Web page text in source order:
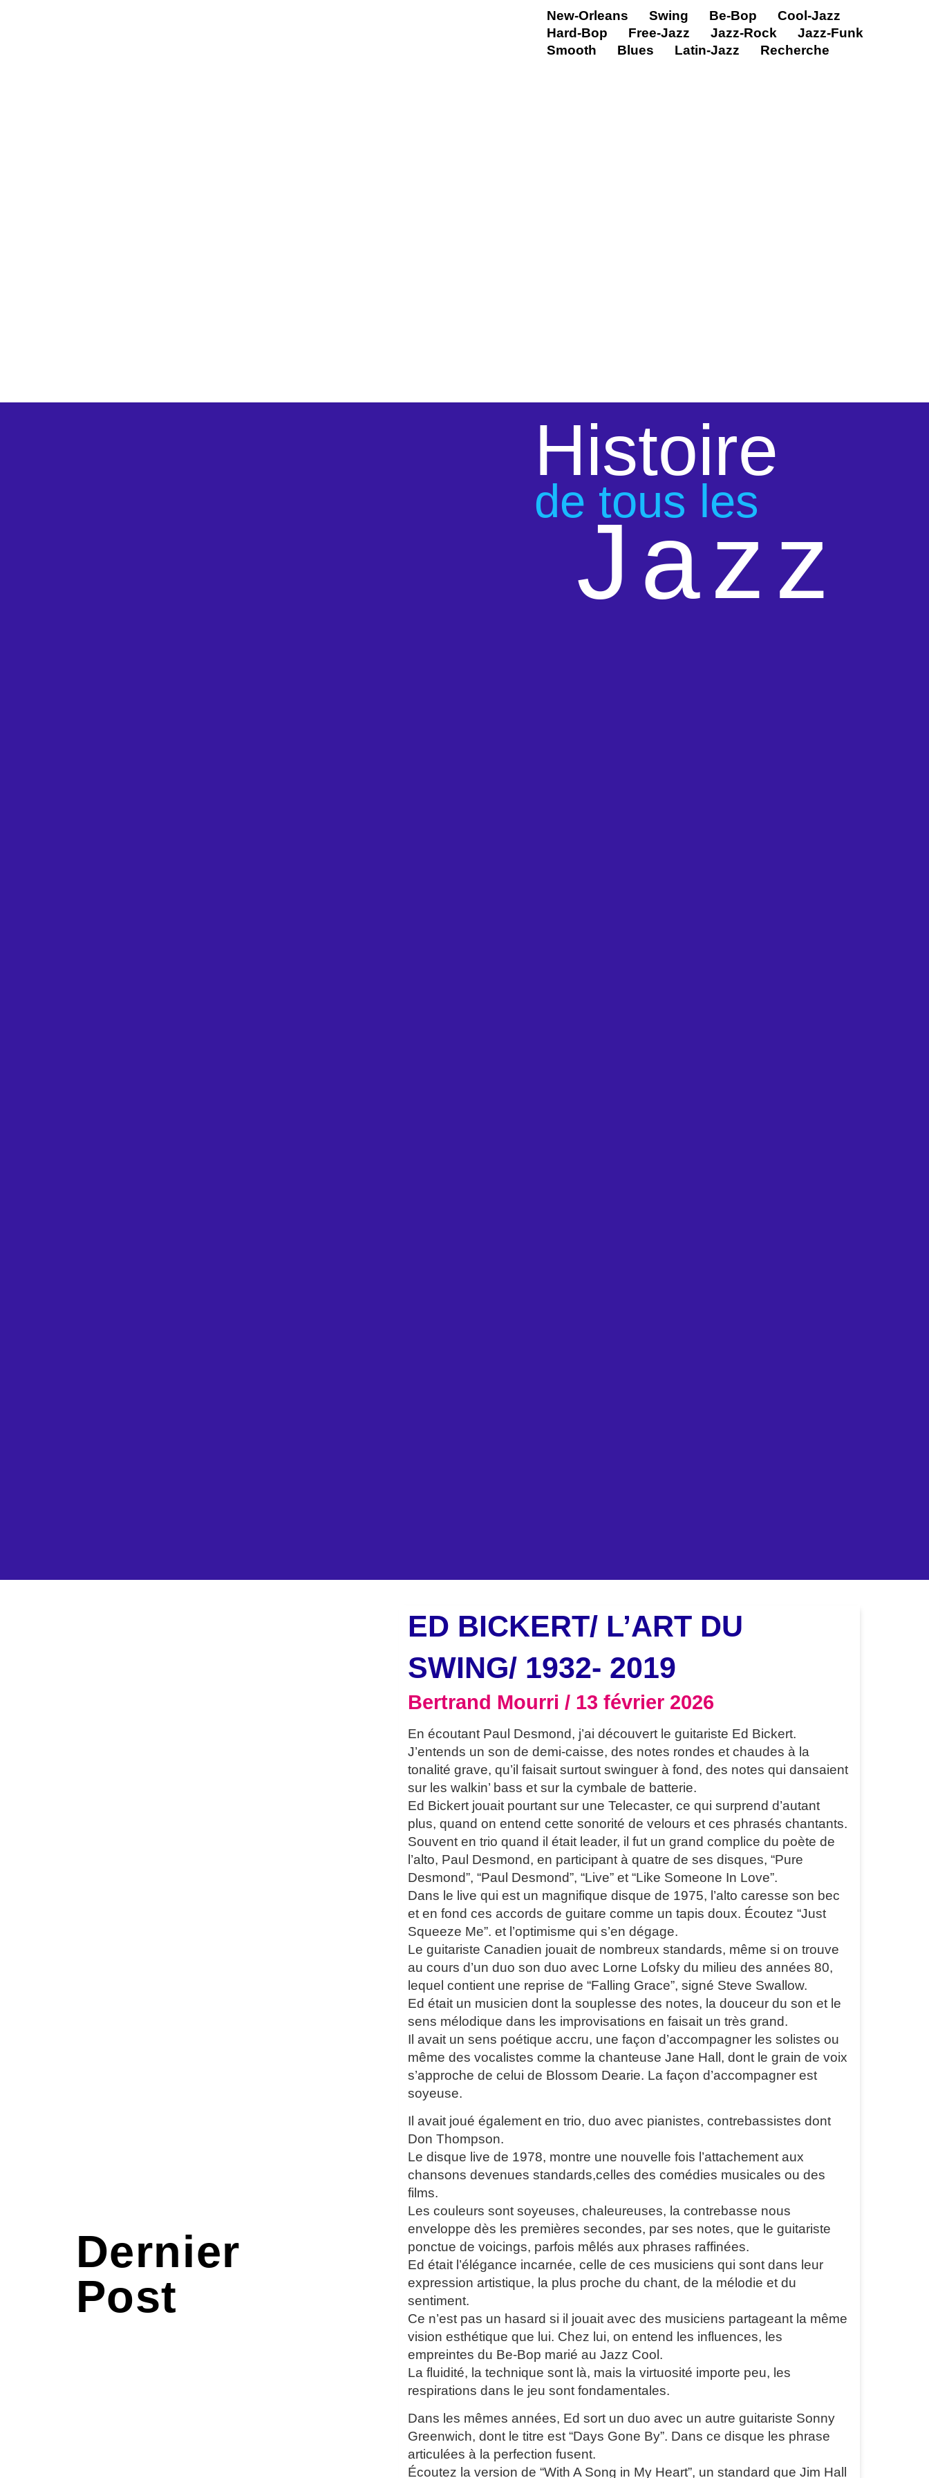
New-Orleans Swing Be-Bop
Cool-Jazz
Hard-Bop
Free-Jazz Jazz-Rock
Jazz-Funk
Smooth
Blues Latin-Jazz Recherche
Histoire
de tous les
Jazz
Dernier
Post
ED BICKERT/ L’ART DU
SWING/ 1932- 2019
Bertrand Mourri 13 février 2026
En écoutant Paul Desmond, j’ai découvert le guitariste Ed Bickert.
J’entends un son de demi-caisse, des notes rondes et chaudes à la
tonalité grave, qu’il faisait surtout swinguer à fond, des notes qui dansaient
sur les walkin’ bass et sur la cymbale de batterie.
Ed Bickert jouait pourtant sur une Telecaster, ce qui surprend d’autant
plus, quand on entend cette sonorité de velours et ces phrasés chantants.
Souvent en trio quand il était leader, il fut un grand complice du poète de
l’alto, Paul Desmond, en participant à quatre de ses disques, “Pure
Desmond”, “Paul Desmond”, “Live” et “Like Someone In Love”.
Dans le live qui est un magnifique disque de 1975, l’alto caresse son bec
et en fond ces accords de guitare comme un tapis doux. Écoutez “Just
Squeeze Me”. et l’optimisme qui s’en dégage.
Le guitariste Canadien jouait de nombreux standards, même si on trouve
au cours d’un duo son duo avec Lorne Lofsky du milieu des années 80,
lequel contient une reprise de “Falling Grace”, signé Steve Swallow.
Ed était un musicien dont la souplesse des notes, la douceur du son et le
sens mélodique dans les improvisations en faisait un très grand.
Il avait un sens poétique accru, une façon d’accompagner les solistes ou
même des vocalistes comme la chanteuse Jane Hall, dont le grain de voix
s’approche de celui de Blossom Dearie. La façon d’accompagner est
soyeuse.
Il avait joué également en trio, duo avec pianistes, contrebassistes dont
Don Thompson.
Le disque live de 1978, montre une nouvelle fois l’attachement aux
chansons devenues standards,celles des comédies musicales ou des
films.
Les couleurs sont soyeuses, chaleureuses, la contrebasse nous
enveloppe dès les premières secondes, par ses notes, que le guitariste
ponctue de voicings, parfois mêlés aux phrases raffinées.
Ed était l’élégance incarnée, celle de ces musiciens qui sont dans leur
expression artistique, la plus proche du chant, de la mélodie et du
sentiment.
Ce n’est pas un hasard si il jouait avec des musiciens partageant la même
vision esthétique que lui. Chez lui, on entend les influences, les
empreintes du Be-Bop marié au Jazz Cool.
La fluidité, la technique sont là, mais la virtuosité importe peu, les
respirations dans le jeu sont fondamentales.
Dans les mêmes années, Ed sort un duo avec un autre guitariste Sonny
Greenwich, dont le titre est “Days Gone By”. Dans ce disque les phrase
articulées à la perfection fusent.
Écoutez la version de “With A Song in My Heart”, un standard que Jim Hall